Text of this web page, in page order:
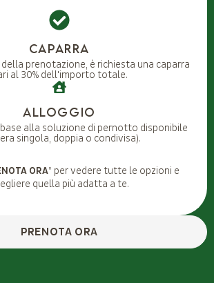
Caparra
prenotazione, è richiesta una caparra
al 30% dell'importo totale.
Alloggio
alla soluzione di pernotto disponibile
singola, doppia o condivisa).
ORA” per vedere tutte le opzioni e
quella più adatta a te.
PRENOTA ORA